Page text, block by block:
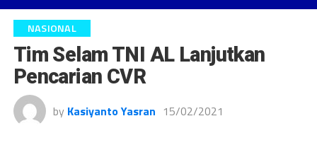
NASIONAL
Tim Selam TNI AL Lanjutkan
Pencarian CVR
by Kasiyanto Yasran 15/02/2021